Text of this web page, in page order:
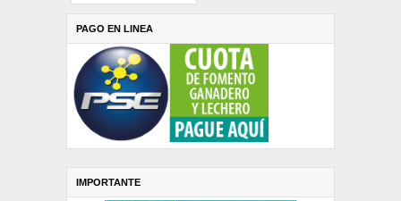
PAGO EN LINEA
IMPORTANTE